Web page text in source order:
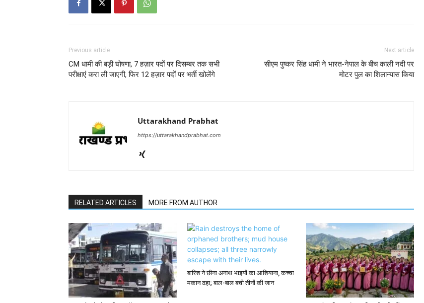
Previous article
CM धामी की बड़ी घोषणा, 7 हज़ार पदों पर दिसम्बर तक सभी
परीक्षाएं करा ली जाएगी, फिर 12 हज़ार पदों पर भर्ती खोलेंगे
Next article
सीएम पुष्कर सिंह धामी ने भारत-नेपाल के बीच काली नदी पर
मोटर पुल का शिलान्यास किया
Uttarakhand Prabhat
https://uttarakhandprabhat.com
RELATED ARTICLES MORE FROM AUTHOR
बारिश ने छीना अनाथ भाइयों का आशियाना, कच्चा
मकान ढहा; बाल-बाल बची तीनों की जान